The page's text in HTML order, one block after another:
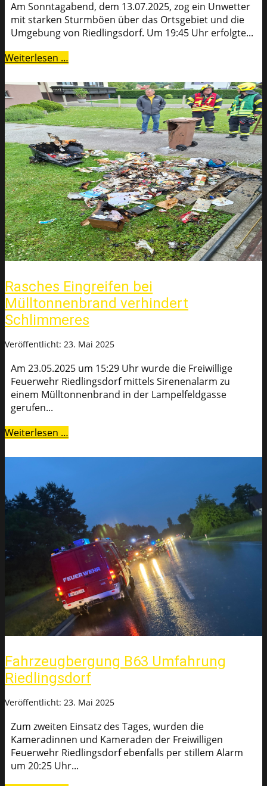
Am Sonntagabend, dem 13.07.2025, zog ein Unwetter
mit starken Sturmböen über das Ortsgebiet und die
Umgebung von Riedlingsdorf. Um 19:45 Uhr erfolgte...
Weiterlesen …
Rasches Eingreifen bei
Mülltonnenbrand verhindert
Schlimmeres
Veröffentlicht: 23. Mai 2025
Am 23.05.2025 um 15:29 Uhr wurde die Freiwillige
Feuerwehr Riedlingsdorf mittels Sirenenalarm zu
einem Mülltonnenbrand in der Lampelfeldgasse
gerufen...
Weiterlesen …
Fahrzeugbergung B63 Umfahrung
Riedlingsdorf
Veröffentlicht: 23. Mai 2025
Zum zweiten Einsatz des Tages, wurden die
Kameradinnen und Kameraden der Freiwilligen
Feuerwehr Riedlingsdorf ebenfalls per stillem Alarm
um 20:25 Uhr...